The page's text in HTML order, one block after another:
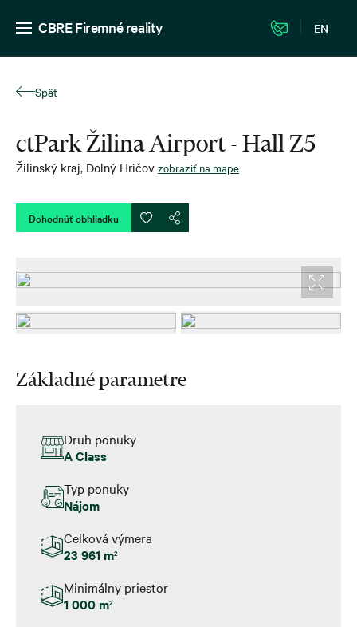
CBRE Firemné reality EN
Späť
ctPark Žilina Airport - Hall Z5
Žilinský kraj, Dolný Hričov zobraziť na mape
Dohodnúť obhliadku
Základné parametre
Druh ponuky
A Class
Typ ponuky
Nájom
Celková výmera
23 961 m2
Minimálny priestor
1 000 m2